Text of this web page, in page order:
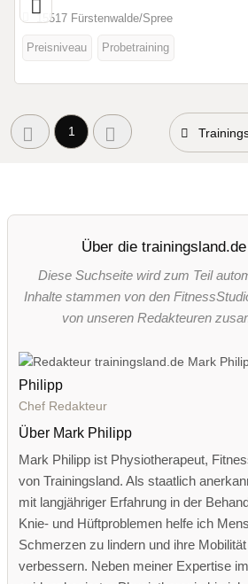
15517 Fürstenwalde/Spree
Preisniveau Probetraining
1
Über die
Diese Suchseite wird zum Teil
Inhalte stammen von den
von unseren Redakteuren
Philipp
Chef Redakteur
Über Mark Philipp
Mark Philipp ist Physiotherapeut,
von Trainingsland. Als staatlich
mit langjähriger Erfahrung in der
Knie- und Hüftproblemen helfe ich
Schmerzen zu lindern und ihre
verbessern. Neben meiner Expertise